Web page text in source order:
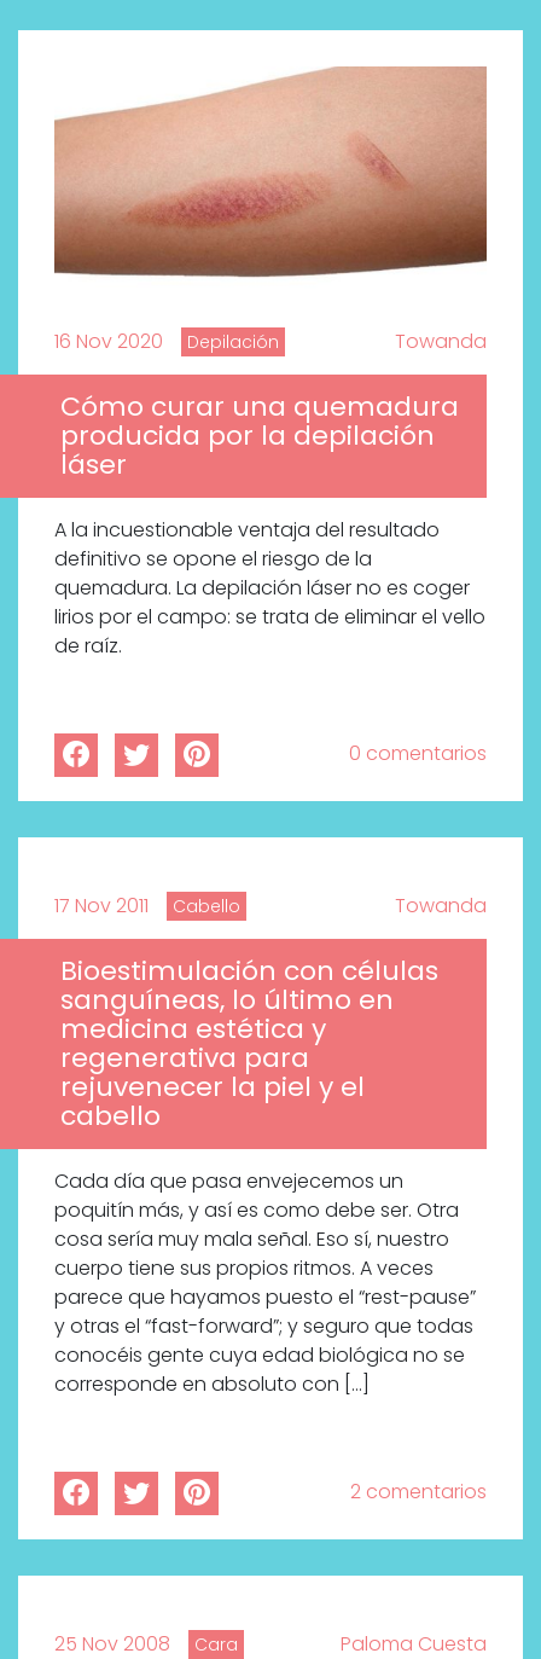
16 Nov 2020 Depilación Towanda
Cómo curar una quemadura
producida por la depilación
láser
A la incuestionable ventaja del resultado
definitivo se opone el riesgo de la
quemadura. La depilación láser no es coger
lirios por el campo: se trata de eliminar el vello
de raíz.
0 comentarios
17 Nov 2011 Cabello Towanda
Bioestimulación con células
sanguíneas, lo último en
medicina estética y
regenerativa para
rejuvenecer la piel y el
cabello
Cada día que pasa envejecemos un
poquitín más, y así es como debe ser. Otra
cosa sería muy mala señal. Eso sí, nuestro
cuerpo tiene sus propios ritmos. A veces
parece que hayamos puesto el “rest-pause”
y otras el “fast-forward”; y seguro que todas
conocéis gente cuya edad biológica no se
corresponde en absoluto con […]
2 comentarios
25 Nov 2008 Cara Paloma Cuesta